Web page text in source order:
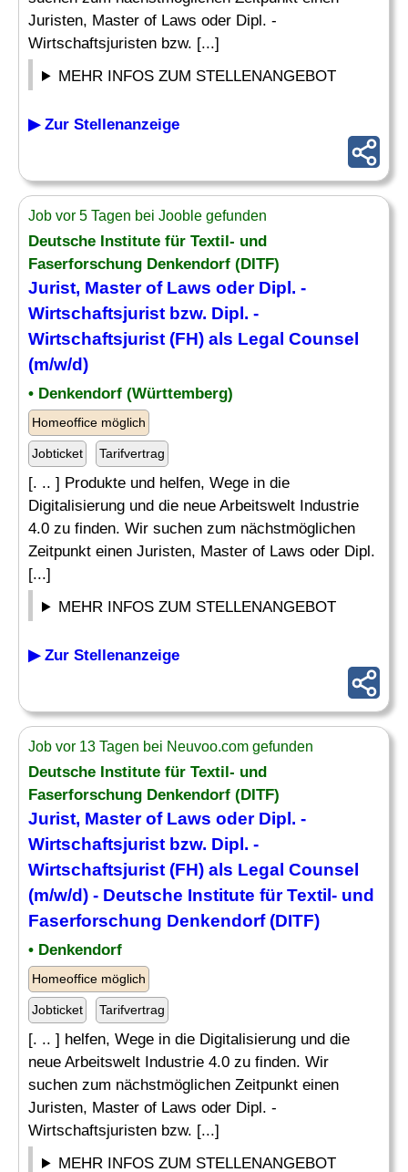
Juristen, Master of Laws oder Dipl. -
Wirtschaftsjuristen bzw. [...]
MEHR INFOS ZUM STELLENANGEBOT
▶ Zur Stellenanzeige
Job vor 5 Tagen bei Jooble gefunden
Deutsche Institute für Textil- und
Faserforschung Denkendorf (DITF)
Jurist, Master of Laws oder Dipl. -
Wirtschaftsjurist bzw. Dipl. -
Wirtschaftsjurist (FH) als Legal Counsel
(m/w/d)
• Denkendorf (Württemberg)
Homeoffice möglich
Jobticket Tarifvertrag
[. .. ] Produkte und helfen, Wege in die
Digitalisierung und die neue Arbeitswelt Industrie
4.0 zu finden. Wir suchen zum nächstmöglichen
Zeitpunkt einen Juristen, Master of Laws oder Dipl.
[...]
MEHR INFOS ZUM STELLENANGEBOT
▶ Zur Stellenanzeige
Job vor 13 Tagen bei Neuvoo.com gefunden
Deutsche Institute für Textil- und
Faserforschung Denkendorf (DITF)
Jurist, Master of Laws oder Dipl. -
Wirtschaftsjurist bzw. Dipl. -
Wirtschaftsjurist (FH) als Legal Counsel
(m/w/d) - Deutsche Institute für Textil- und
Faserforschung Denkendorf (DITF)
• Denkendorf
Homeoffice möglich
Jobticket Tarifvertrag
[. .. ] helfen, Wege in die Digitalisierung und die
neue Arbeitswelt Industrie 4.0 zu finden. Wir
suchen zum nächstmöglichen Zeitpunkt einen
Juristen, Master of Laws oder Dipl. -
Wirtschaftsjuristen bzw. [...]
MEHR INFOS ZUM STELLENANGEBOT